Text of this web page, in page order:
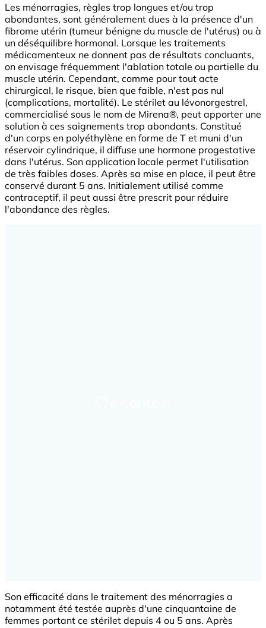
Les ménorragies, règles trop longues et/ou trop
abondantes, sont généralement dues à la présence d'un
fibrome utérin (tumeur bénigne du muscle de l'utérus) ou à
un déséquilibre hormonal. Lorsque les traitements
médicamenteux ne donnent pas de résultats concluants,
on envisage fréquemment l'ablation totale ou partielle du
muscle utérin. Cependant, comme pour tout acte
chirurgical, le risque, bien que faible, n'est pas nul
(complications, mortalité). Le stérilet au lévonorgestrel,
commercialisé sous le nom de Mirena®, peut apporter une
solution à ces saignements trop abondants. Constitué
d'un corps en polyéthylène en forme de T et muni d'un
réservoir cylindrique, il diffuse une hormone progestative
dans l'utérus. Son application locale permet l'utilisation
de très faibles doses. Après sa mise en place, il peut être
conservé durant 5 ans. Initialement utilisé comme
contraceptif, il peut aussi être prescrit pour réduire
l'abondance des règles.
Son efficacité dans le traitement des ménorragies a
notamment été testée auprès d'une cinquantaine de
femmes portant ce stérilet depuis 4 ou 5 ans. Après